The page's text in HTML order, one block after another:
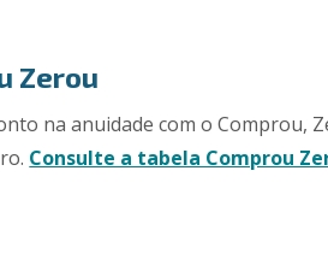
Zerou
na anuidade com o Comprou,
Consulte a tabela Comprou